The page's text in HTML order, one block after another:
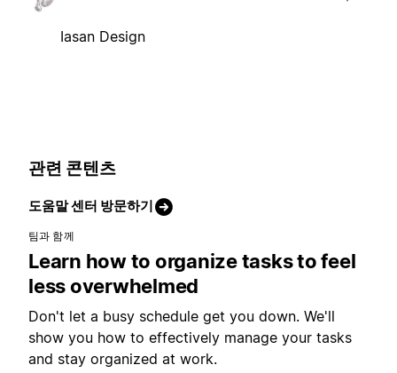
Iasan Design
관련 콘텐츠
도움말 센터 방문하기
팀과 함께
Learn how to organize tasks to feel
less overwhelmed
Don't let a busy schedule get you down. We'll
show you how to effectively manage your tasks
and stay organized at work.